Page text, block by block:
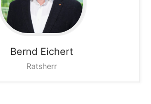
Bernd Eichert
Ratsherr